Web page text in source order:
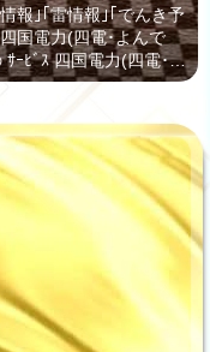
国電力(四電)の首都圏･
報｣｢雷情報｣｢でんき予
国電力(四電･よんで
ｻｰﾋﾞｽ 四国電力(四電･よ
)の 停電情報 四国電力
管轄内での停電の情報
ルタイムに配信してい
また、停電の履歴を調
ともでき、停電した日
因を知ることができま
管轄エリア内の県ごとに
が分かれており、市町
停電戸数まで把握でき
安全ブレーカーの操作
どへのリンクもあり、